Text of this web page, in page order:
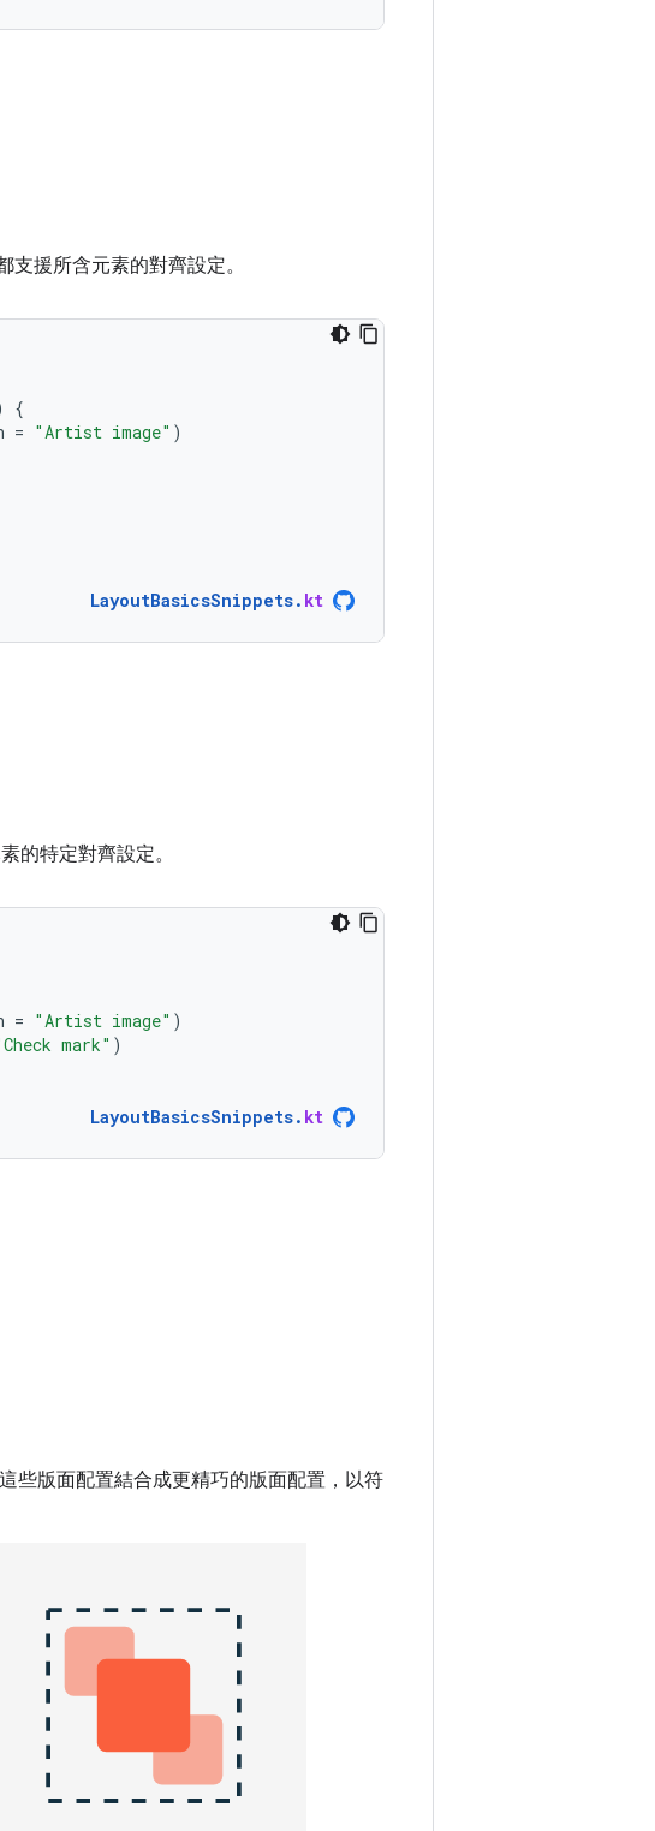
支援所含元素的對齊設定。
{
= "Artist image" )
LayoutBasicsSnippets. kt
的特定對齊設定。
= "Artist image" )
mark" )
LayoutBasicsSnippets. kt
些版面配置結合成更精巧的版面配置，以符